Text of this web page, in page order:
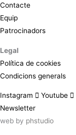
Contacte
Equip
Patrocinadors
Legal
Política de cookies
Condicions generals
Instagram Youtube
Newsletter
web by phstudio